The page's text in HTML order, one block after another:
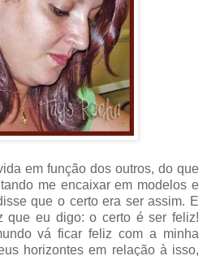
em função dos outros, do que
me encaixar em modelos e
que o certo era ser assim. E
que eu digo: o certo é ser feliz!
vá ficar feliz com a minha
horizontes em relação à isso,